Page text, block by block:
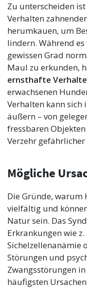
Zu unterscheiden
Verhalten
herumkauen, um
lindern. Während
gewissen Grad
Maul zu erkunden,
ernsthafte
erwachsenen
Verhalten kann
äußern – von
fressbaren
Verzehr gefährlicher
Mögliche
Die Gründe, warum
vielfältig und
Natur sein. Das
Erkrankungen wie
Sichelzellenanämie
Störungen und
Zwangsstörungen
häufigsten